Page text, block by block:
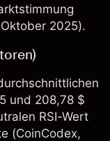
Oktober 2025).
und 208,78 $
RSI-Wert
(CoinCodex,